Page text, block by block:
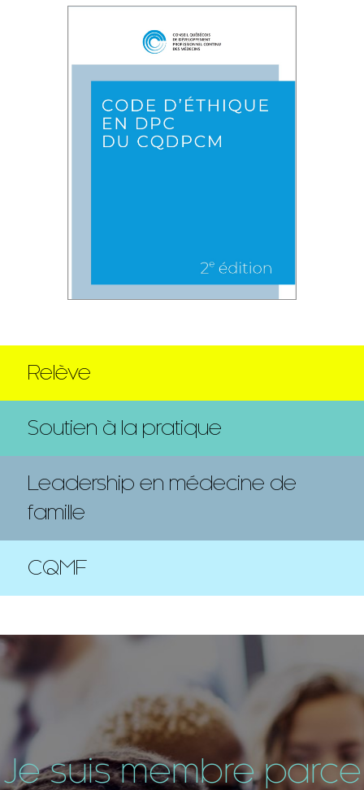
Relève
Soutien à la pratique
Leadership en médecine de
famille
CQMF
Je suis membre parce